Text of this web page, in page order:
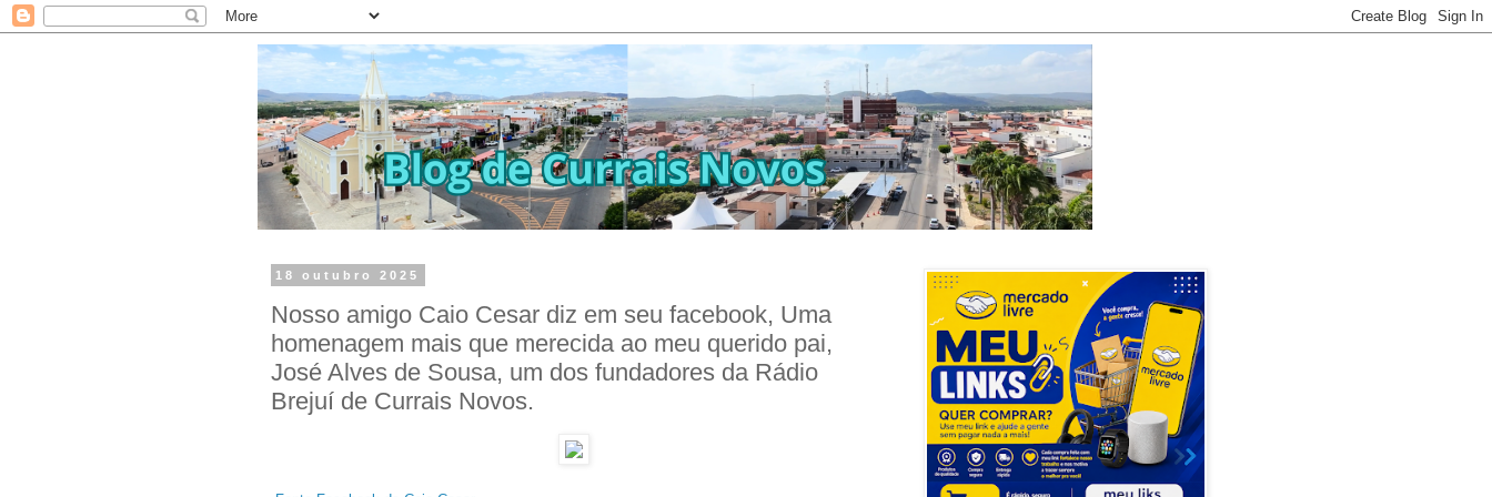
18 outubro 2025
Nosso amigo Caio Cesar diz em seu facebook, Uma
homenagem mais que merecida ao meu querido pai,
José Alves de Sousa, um dos fundadores da Rádio
Brejuí de Currais Novos.